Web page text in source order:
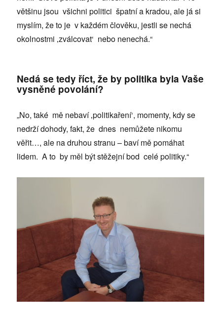
většinu jsou všichni politici špatní a kradou, ale já si
myslím, že to je v každém člověku, jestli se nechá
okolnostmi ‚zválcovat‘ nebo nenechá.“
Nedá se tedy říct, že by politika byla Vaše
vysněné povolání?
„No, také mě nebaví ‚politikaření‘, momenty, kdy se
nedrží dohody, fakt, že dnes nemůžete nikomu
věřit…, ale na druhou stranu – baví mě pomáhat
lidem. A to by měl být stěžejní bod celé politiky.“